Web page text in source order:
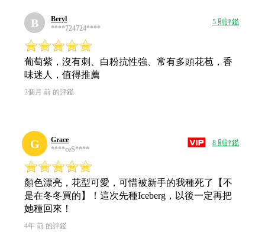
B
Beryl
****724724****
5 則評鑑
葡萄紫，沒有刺、白粉抗性強、常有多頭花苞，香
味迷人，值得推薦
2個月 前 的評鑑
G
Grace
****ceS****
8 則評鑑
顏色漂亮，花型可愛，可惜被新手的我種死了【不
是在冬冬買的】！這次先種Iceberg，以後一定再把
她種回來！
4年 前 的評鑑